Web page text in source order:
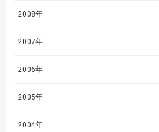
2008年
2007年
2006年
2005年
2004年